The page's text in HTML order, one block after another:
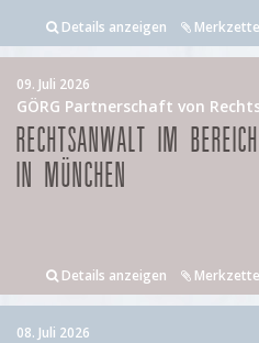
Details anzeigen
09. Juli 2026
GÖRG Partnerschaft von
RECHTSANWALT IM
IN MÜNCHEN
Details anzeigen
08. Juli 2026